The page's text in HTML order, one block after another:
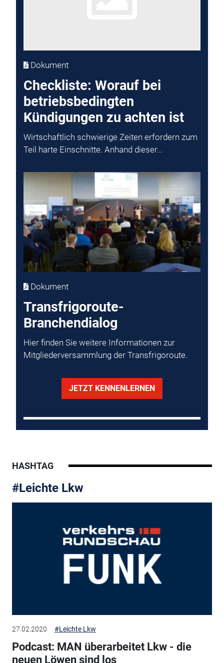
Dokument
Checkliste: Worauf bei
betriebsbedingten
Kündigungen zu achten ist
Wirtschaftlich schwierige Zeiten erfordern zum
Teil harte Einschnitte. Anhand dieser...
Dokument
Transfrigoroute-
Branchendialog
Hier finden Sie weitere Informationen zur
Mitgliederversammlung der Transfrigoroute.
JETZT KENNENLERNEN
HASHTAG
#Leichte Lkw
27.02.2020 #Leichte Lkw
Podcast: MAN überarbeitet Lkw - die
neuen Löwen sind los